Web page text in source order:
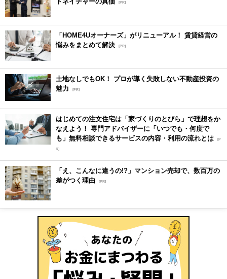
[PR]
「HOME4Uオーナーズ」がリニューアル！ 賃貸経営の
悩みをまとめて解決 [PR]
土地なしでもOK！ プロが導く失敗しない不動産投資の
魅力
[PR]
はじめての注文住宅は「家づくりのとびら」で理想をか
なえよう！ 専門アドバイザーに「いつでも・何度で
も」無料相談できるサービスの内容・利用の流れとは [P
R]
「え、こんなに違うの!?」マンション売却で、数百万の
差がつく理由 [PR]